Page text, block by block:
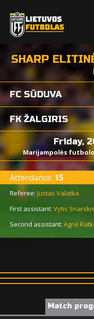
SHARP
FC SŪDUVA
FK ŽALGIRIS
Friday,
Marijampolės
Attendance: 15
Referee: Justas Valatka
First assistant: Vytis Snarskis
Second assistant: Agnė
Match